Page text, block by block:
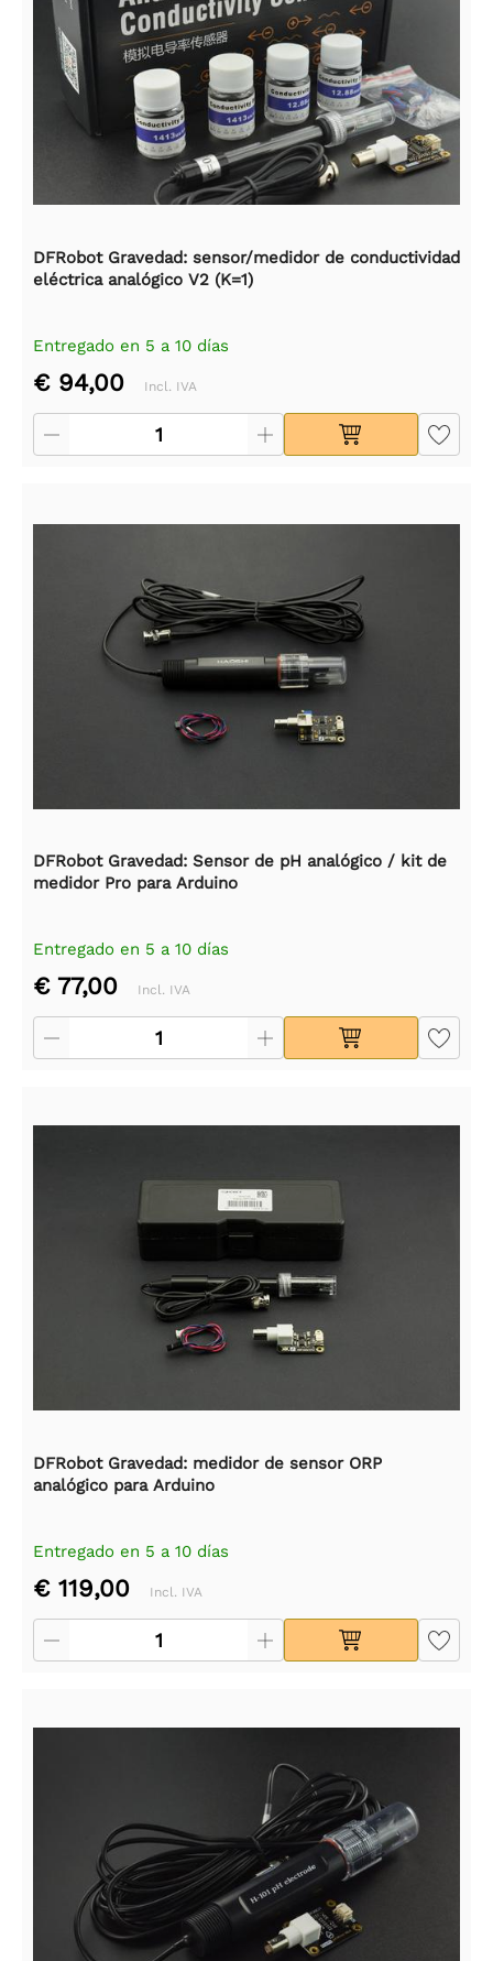
DFRobot Gravedad: sensor/medidor de conductividad
eléctrica analógico V2 (K=1)
Entregado en 5 a 10 días
€ 94,00 Incl. IVA
DFRobot Gravedad: Sensor de pH analógico / kit de
medidor Pro para Arduino
Entregado en 5 a 10 días
€ 77,00 Incl. IVA
DFRobot Gravedad: medidor de sensor ORP
analógico para Arduino
Entregado en 5 a 10 días
€ 119,00 Incl. IVA